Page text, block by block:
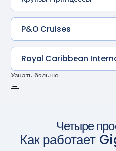
P&O Cruises
Royal Caribbean
Узнать больше
→
Четыре
Как работает